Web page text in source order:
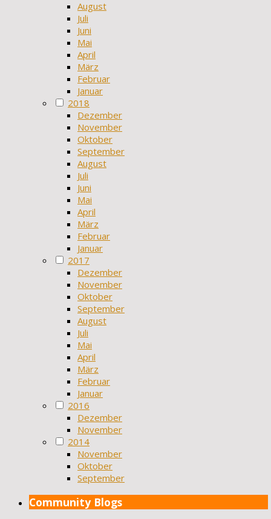
August
Juli
Juni
Mai
April
März
Februar
Januar
2018
Dezember
November
Oktober
September
August
Juli
Juni
Mai
April
März
Februar
Januar
2017
Dezember
November
Oktober
September
August
Juli
Mai
April
März
Februar
Januar
2016
Dezember
November
2014
November
Oktober
September
Community Blogs